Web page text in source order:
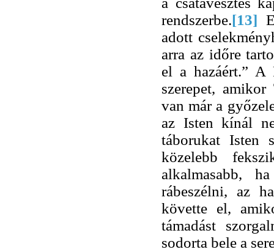
rendszerbe.[13]
adott
arra az időre
el a hazáért.” A
szerepet,
van már a
az Isten kínál
táborukat Isten
közelebb
alkalmasabb,
rábeszélni, az
követte el,
támadást
sodorta bele a